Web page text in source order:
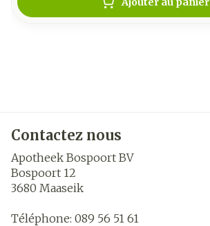
Contactez nous
Apotheek Bospoort BV
Bospoort 12
3680 Maaseik
Téléphone: 089 56 51 61